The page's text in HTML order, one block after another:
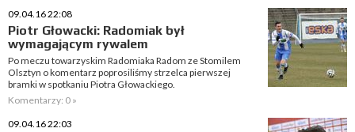
09.04.16 22:08
Piotr Głowacki: Radomiak był
wymagającym rywalem
Po meczu towarzyskim Radomiaka Radom ze Stomilem
Olsztyn o komentarz poprosiliśmy strzelca pierwszej
bramki w spotkaniu Piotra Głowackiego.
Komentarzy: 0 »
09.04.16 22:03